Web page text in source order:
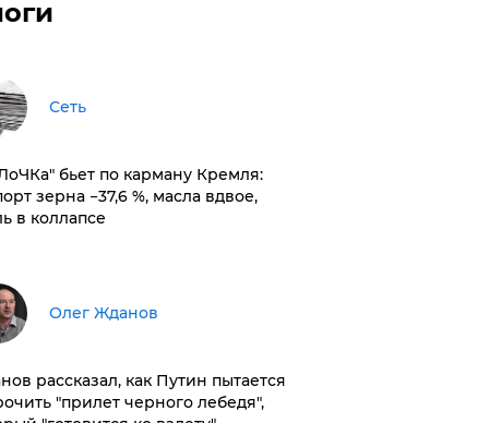
Сеть
бьет по карману Кремля:
зерна −37,6 %, масла вдвое,
в коллапсе
Олег Жданов
рассказал, как Путин пытается
"прилет черного лебедя",